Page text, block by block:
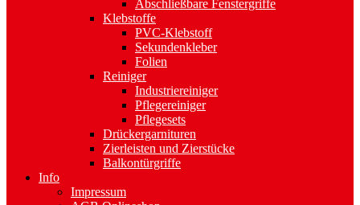
Abschließbare Fenstergriffe
Klebstoffe
PVC-Klebstoff
Sekundenkleber
Folien
Reiniger
Industriereiniger
Pflegereiniger
Pflegesets
Drückergarnituren
Zierleisten und Zierstücke
Balkontürgriffe
Info
Impressum